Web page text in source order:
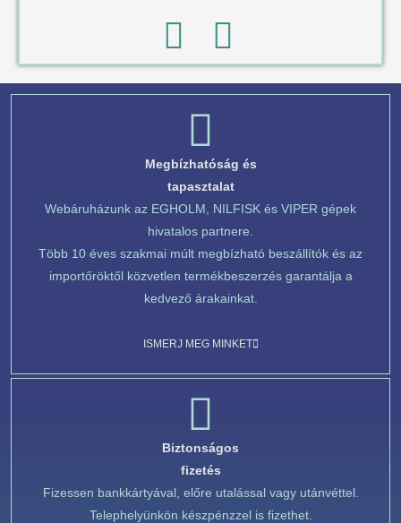
Megbízhatóság és
tapasztalat
Webáruházunk az EGHOLM, NILFISK és VIPER gépek
hivatalos partnere.
Több 10 éves szakmai múlt megbízható beszállítók és az
importőröktől közvetlen termékbeszerzés garantálja a
kedvező árakainkat.
ISMERJ MEG MINKET
Biztonságos
fizetés
Fizessen bankkártyával, előre utalással vagy utánvéttel.
Telephelyünkön készpénzzel is fizethet.